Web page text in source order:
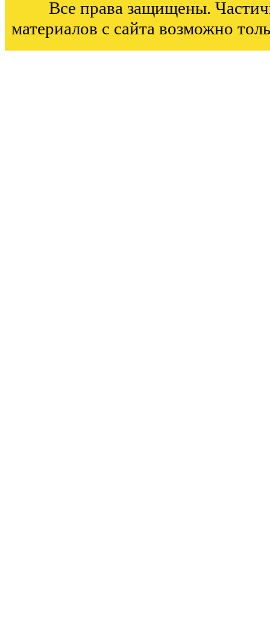
Все права защищены.
материалов с сайта возможно